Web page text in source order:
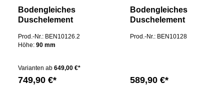
Bodengleiches
Duschelement
integriertem Ablauf
120x120x9cm
Prod.-Nr.: BEN10126.2
Höhe: 90 mm
Varianten ab 649,00 €*
749,90 €*
Bodengleiches
Duschelement
integriertem Ablauf
Prod.-Nr.: BEN10128
589,90 €*